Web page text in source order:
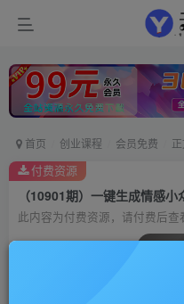
首页 创业课程 会员免费
此内容为付费资源，请付费后查
付费资源